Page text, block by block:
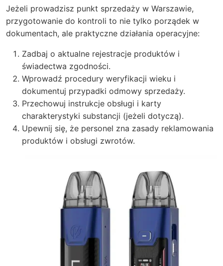
Jeżeli prowadzisz punkt sprzedaży w Warszawie,
przygotowanie do kontroli to nie tylko porządek w
dokumentach, ale praktyczne działania operacyjne:
Zadbaj o aktualne rejestracje produktów i
świadectwa zgodności.
Wprowadź procedury weryfikacji wieku i
dokumentuj przypadki odmowy sprzedaży.
Przechowuj instrukcje obsługi i karty
charakterystyki substancji (jeżeli dotyczą).
Upewnij się, że personel zna zasady reklamowania
produktów i obsługi zwrotów.